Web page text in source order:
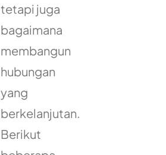
tetapi juga
bagaimana
membangun
hubungan
yang
berkelanjutan.
Berikut